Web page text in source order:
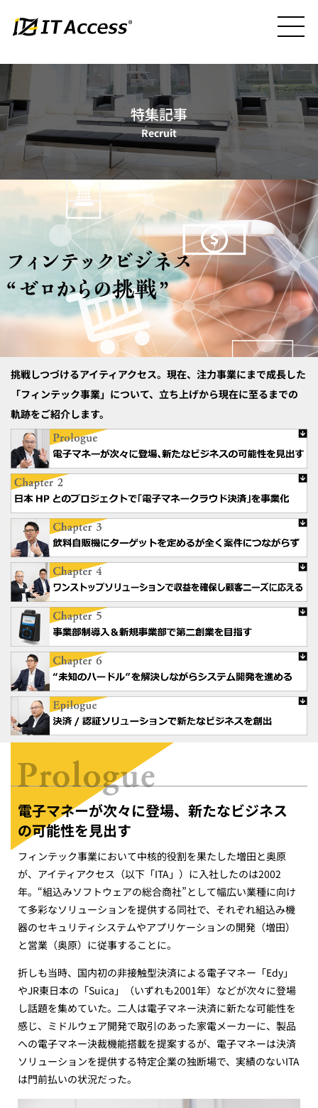
特集記事
Recruit
挑戦しつづけるアイティアクセス。現在、注力事業にまで成長した
「フィンテック事業」について、立ち上げから現在に至るまでの
軌跡をご紹介します。
電子マネーが次々に登場、新たなビジネス
の可能性を見出す
フィンテック事業において中核的役割を果たした増田と奥原
が、アイティアクセス（以下「ITA」）に入社したのは2002
年。“組込みソフトウェアの総合商社”として幅広い業種に向け
て多彩なソリューションを提供する同社で、それぞれ組込み機
器のセキュリティシステムやアプリケーションの開発（増田）
と営業（奥原）に従事することに。
折しも当時、国内初の非接触型決済による電子マネー「Edy」
やJR東日本の「Suica」（いずれも2001年）などが次々に登場
し話題を集めていた。二人は電子マネー決済に新たな可能性を
感じ、ミドルウェア開発で取引のあった家電メーカーに、製品
への電子マネー決裁機能搭載を提案するが、電子マネーは決済
ソリューションを提供する特定企業の独断場で、実績のないITA
は門前払いの状況だった。